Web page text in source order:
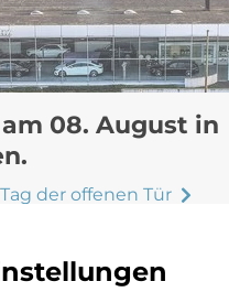
08. August in
der offenen Tür